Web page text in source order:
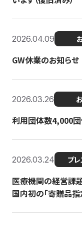
2026.04.09
GW休業のお知らせ
2026.03.26
利用団体数4,000団
2026.03.24 プ
医療機関の経営課
国内初の「寄贈品